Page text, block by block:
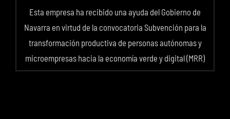
Esta empresa ha recibido una ayuda del Gobierno de
Navarra en virtud de la convocatoria Subvención para la
transformación productiva de personas autónomas y
microempresas hacia la economía verde y digital (MRR)